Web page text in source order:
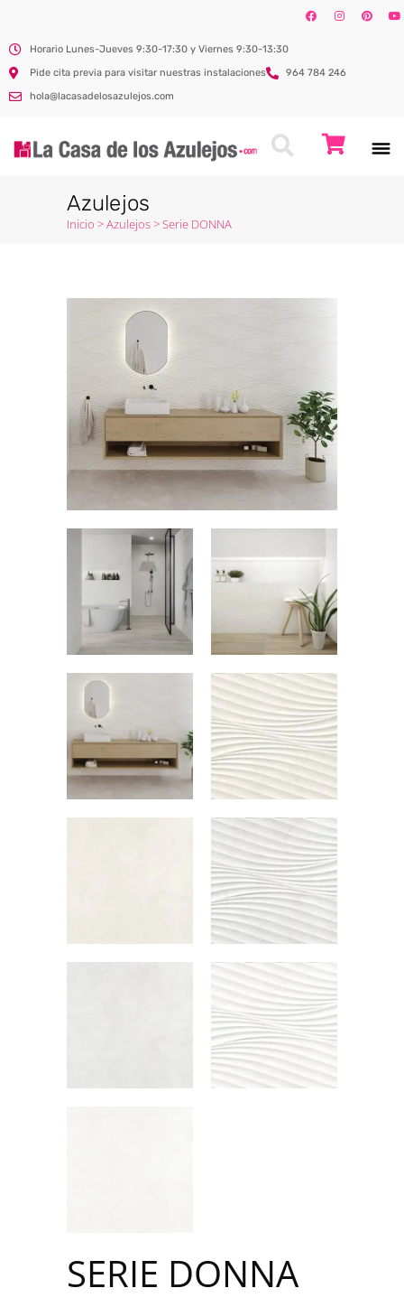
Horario Lunes-Jueves 9:30-17:30 y Viernes 9:30-13:30
Pide cita previa para visitar nuestras instalaciones
964 784 246
hola@lacasadelosazulejos.com
Azulejos
Inicio >Azulejos>Serie DONNA
SERIE DONNA